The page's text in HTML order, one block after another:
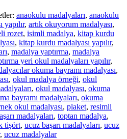
anaokulu madalyaları, anaokulu
yapılır, artık okuyorum madalyası,
rozet, isimli madalya, kitap kurdu
, kitap kurdu madalyası yapılır,
, madalya yaptırma, madalya
yeri okul madalyaları yapılır,
okuma bayramı madalyası,
, okul madalya örneği, okul
, okul madalyası, okuma
bayramı madalyaları, okuma
okul madalyası, plaket, resimli
madalyaları, toptan madalya,
tişört, ucuz başarı madalyaları, ucuz
, ucuz madalyalar